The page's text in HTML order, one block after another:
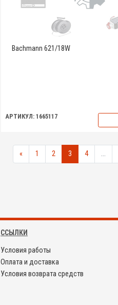
Bachmann 621/18W
АРТИКУЛ: 1665117
« 1 2 3 4 ...
ССЫЛКИ
Условия работы
Оплата и доставка
Условия возврата средств